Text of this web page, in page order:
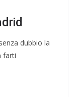
dubbio la
farti